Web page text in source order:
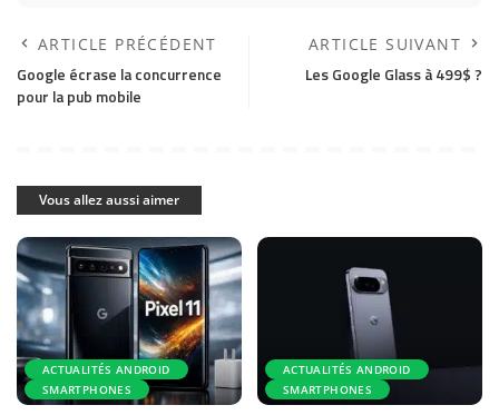
ARTICLE PRÉCÉDENT
Google écrase la concurrence
pour la pub mobile
ARTICLE SUIVANT
Les Google Glass à 499$ ?
Vous allez aussi aimer
ACTUALITÉS ANDROID
SMARTPHONES
ACTUALITÉS ANDROID
SMARTPHONES